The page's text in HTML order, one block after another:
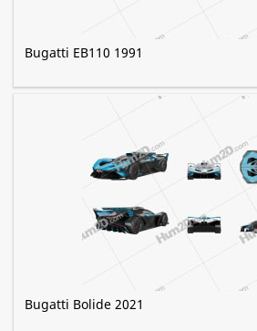
Bugatti EB110 1991
Bugatti Bolide 2021